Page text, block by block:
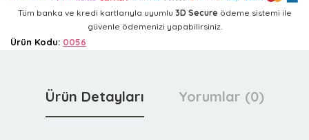
Tüm banka ve kredi kartlarıyla uyumlu 3D Secure ödeme sistemi ile
güvenle ödemenizi yapabilirsiniz.
Ürün Kodu: 0056
Ürün Detayları Yorumlar (0)